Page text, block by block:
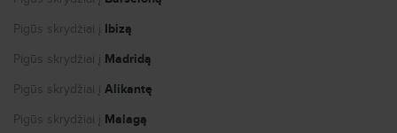
Kandidatų privatumo politika
Slapukų nustatymai
Pigūs skrydžiai į Ibizą
Pigūs skrydžiai į Madridą
Pigūs skrydžiai į Alikantę
Pigūs skrydžiai į Malagą